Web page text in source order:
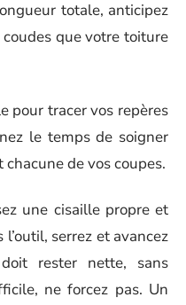
totale, anticipez
que votre toiture
pour tracer vos repères
le temps de soigner
de vos coupes.
une cisaille propre et
serrez et avancez
rester nette, sans
ne forcez pas. Un